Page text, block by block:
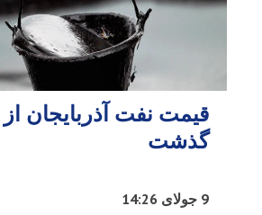
گذشت
9 جولای 14:26